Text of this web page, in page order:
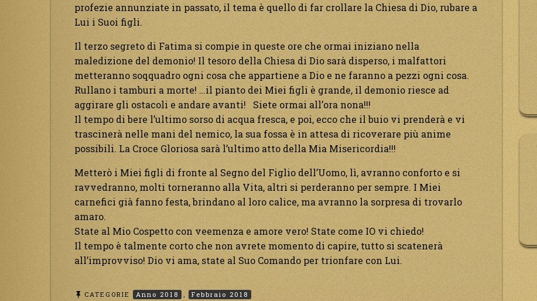
profezie annunziate in passato, il tema è quello di far crollare la Chiesa di Dio, rubare a
Lui i Suoi figli.
Il terzo segreto di Fatima si compie in queste ore che ormai iniziano nella
maledizione del demonio! Il tesoro della Chiesa di Dio sarà disperso, i malfattori
metteranno soqquadro ogni cosa che appartiene a Dio e ne faranno a pezzi ogni cosa.
Rullano i tamburi a morte! …il pianto dei Miei figli è grande, il demonio riesce ad
aggirare gli ostacoli e andare avanti! Siete ormai all’ora nona!!!
Il tempo di bere l’ultimo sorso di acqua fresca, e poi, ecco che il buio vi prenderà e vi
trascinerà nelle mani del nemico, la sua fossa è in attesa di ricoverare più anime
possibili. La Croce Gloriosa sarà l’ultimo atto della Mia Misericordia!!!
Metterò i Miei figli di fronte al Segno del Figlio dell’Uomo, lì, avranno conforto e si
ravvedranno, molti torneranno alla Vita, altri si perderanno per sempre. I Miei
carnefici già fanno festa, brindano al loro calice, ma avranno la sorpresa di trovarlo
amaro.
State al Mio Cospetto con veemenza e amore vero! State come IO vi chiedo!
Il tempo è talmente corto che non avrete momento di capire, tutto si scatenerà
all’improvviso! Dio vi ama, state al Suo Comando per trionfare con Lui.
CATEGORIE Anno 2018 Febbraio 2018